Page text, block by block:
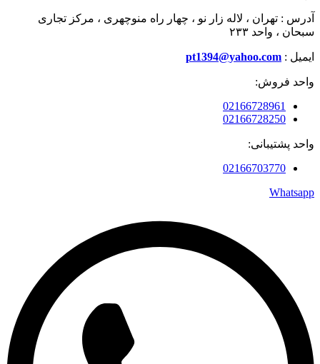
آدرس : تهران ، لاله زار نو ، چهار راه منوچهری ، مرکز تجاری
سبحان ، واحد ۲۳۳
ایمیل : pt1394@yahoo.com
واحد فروش:
02166728961
02166728250
واحد پشتیبانی:
02166703770
Whatsapp